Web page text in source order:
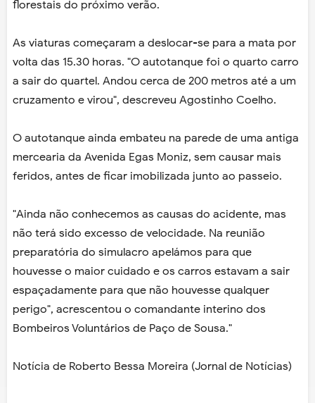
florestais do próximo verão.
As viaturas começaram a deslocar-se para a mata por
volta das 15.30 horas. "O autotanque foi o quarto carro
a sair do quartel. Andou cerca de 200 metros até a um
cruzamento e virou", descreveu Agostinho Coelho.
O autotanque ainda embateu na parede de uma antiga
mercearia da Avenida Egas Moniz, sem causar mais
feridos, antes de ficar imobilizada junto ao passeio.
"Ainda não conhecemos as causas do acidente, mas
não terá sido excesso de velocidade. Na reunião
preparatória do simulacro apelámos para que
houvesse o maior cuidado e os carros estavam a sair
espaçadamente para que não houvesse qualquer
perigo", acrescentou o comandante interino dos
Bombeiros Voluntários de Paço de Sousa."
Notícia de Roberto Bessa Moreira (Jornal de Notícias)